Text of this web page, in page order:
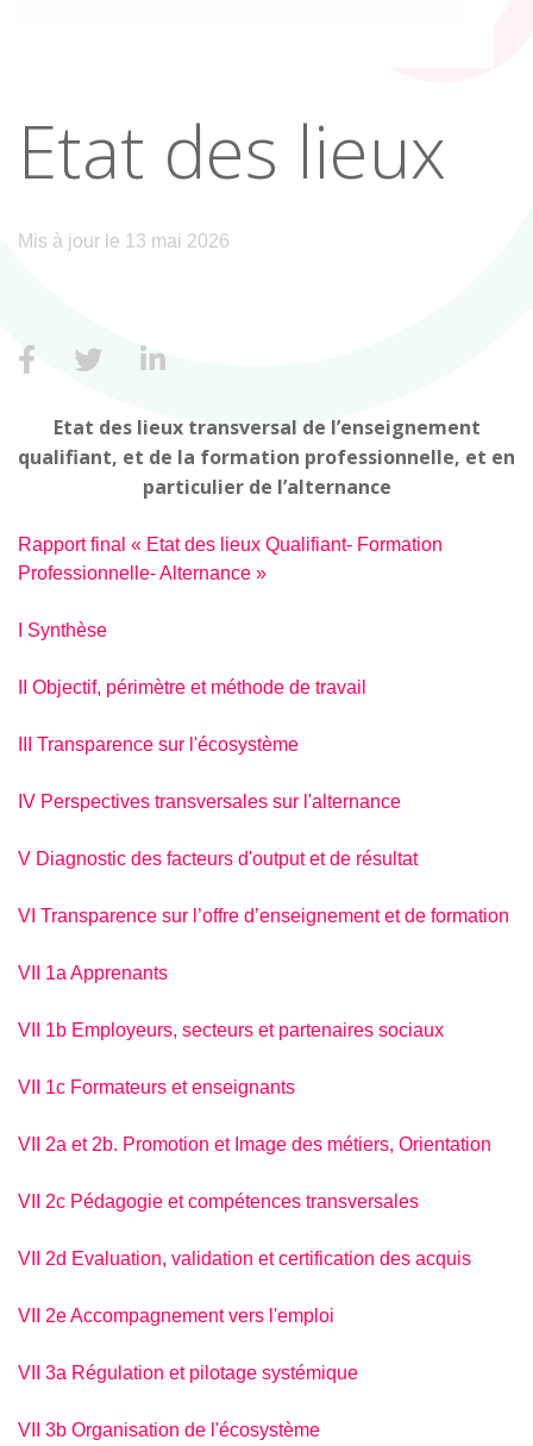
Etat des lieux
Mis à jour le 13 mai 2026
Etat des lieux transversal de l’enseignement
qualifiant, et de la formation professionnelle, et en
particulier de l’alternance
Rapport final « Etat des lieux Qualifiant- Formation
Professionnelle- Alternance »
I Synthèse
II Objectif, périmètre et méthode de travail
III Transparence sur l'écosystème
IV Perspectives transversales sur l'alternance
V Diagnostic des facteurs d'output et de résultat
VI Transparence sur l’offre d’enseignement et de formation
VII 1a Apprenants
VII 1b Employeurs, secteurs et partenaires sociaux
VII 1c Formateurs et enseignants
VII 2a et 2b. Promotion et Image des métiers, Orientation
VII 2c Pédagogie et compétences transversales
VII 2d Evaluation, validation et certification des acquis
VII 2e Accompagnement vers l'emploi
VII 3a Régulation et pilotage systémique
VII 3b Organisation de l'écosystème